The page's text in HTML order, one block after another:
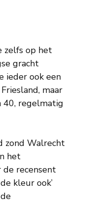
zelfs op het
gracht
ieder ook een
maar
40, regelmatig
zond Walrecht
het
recensent
kleur ook’